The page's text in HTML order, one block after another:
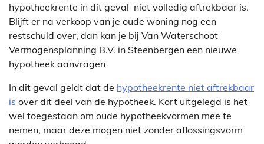
hypotheekrente in dit geval niet volledig aftrekbaar is.
Blijft er na verkoop van je oude woning nog een
restschuld over, dan kan je bij Van Waterschoot
Vermogensplanning B.V. in Steenbergen een nieuwe
hypotheek aanvragen
In dit geval geldt dat de hypotheekrente niet aftrekbaar
is over dit deel van de hypotheek. Kort uitgelegd is het
wel toegestaan om oude hypotheekvormen mee te
nemen, maar deze mogen niet zonder aflossingsvorm